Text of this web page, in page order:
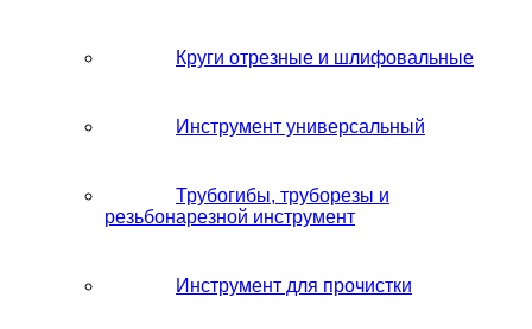
Круги отрезные и шлифовальные
Инструмент универсальный
Трубогибы, труборезы и
резьбонарезной инструмент
Инструмент для прочистки